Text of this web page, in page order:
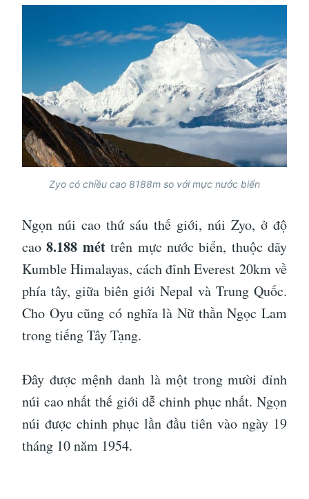
Zyo có chiều cao 8188m so với mực nước biển
Ngọn núi cao thứ sáu thế giới, núi Zyo, ở độ
cao8.188 méttrên mực nước biển, thuộc dãy
Kumble Himalayas, cách đỉnh Everest 20km về
phía tây, giữa biên giới Nepal và Trung Quốc.
Cho Oyu cũng có nghĩa là Nữ thần Ngọc Lam
trong tiếng Tây Tạng.
Đây được mệnh danh là một trong mười đỉnh
núi cao nhất thế giới dễ chinh phục nhất. Ngọn
núi được chinh phục lần đầu tiên vào ngày 19
tháng 10 năm 1954.